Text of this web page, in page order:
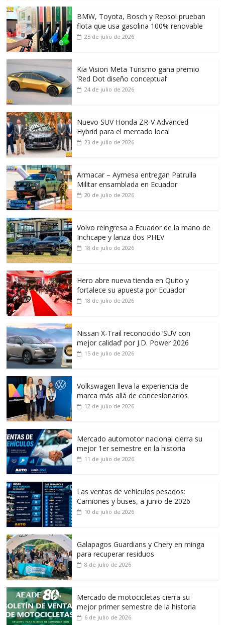
BMW, Toyota, Bosch y Repsol prueban
flota que usa gasolina 100% renovable
25 de julio de 2026
Kia Vision Meta Turismo gana premio
‘Red Dot diseño conceptual’
24 de julio de 2026
Nuevo SUV Honda ZR-V Advanced
Hybrid para el mercado local
23 de julio de 2026
Armacar – Aymesa entregan Patrulla
Militar ensamblada en Ecuador
20 de julio de 2026
Volvo reingresa a Ecuador de la mano de
Inchcape y lanza dos PHEV
18 de julio de 2026
Hero abre nueva tienda en Quito y
fortalece su apuesta por Ecuador
18 de julio de 2026
Nissan X-Trail reconocido ‘SUV con
mejor calidad’ por J.D. Power 2026
15 de julio de 2026
Volkswagen lleva la experiencia de
marca más allá de concesionarios
12 de julio de 2026
Mercado automotor nacional cierra su
mejor 1er semestre en la historia
11 de julio de 2026
Las ventas de vehículos pesados:
Camiones y buses, a junio de 2026
10 de julio de 2026
Galapagos Guardians y Chery en minga
para recuperar residuos
8 de julio de 2026
Mercado de motocicletas cierra su
mejor primer semestre de la historia
6 de julio de 2026